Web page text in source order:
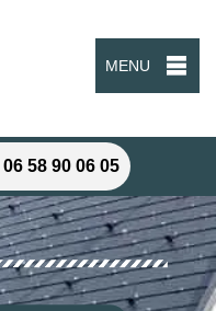
MENU
06 58 90 06 05